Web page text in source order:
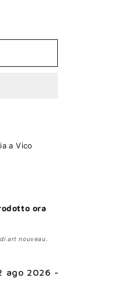
a Vico
ora
art nouveau.
ago 2026 -